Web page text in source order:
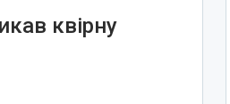
квірну